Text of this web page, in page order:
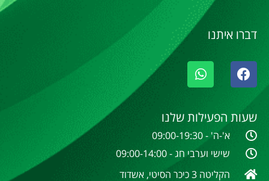
דברו איתנו
שעות הפעילות שלנו
א'-ה' - 09:00-19:30
שישי וערבי חג - 09:00-14:00
הקליטה 3 כיכר הסיטי, אשדוד